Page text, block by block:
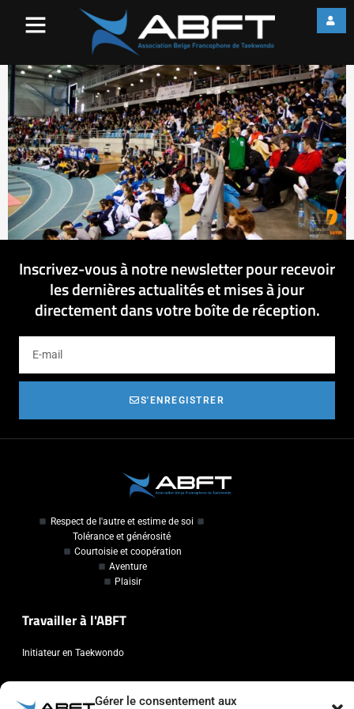
Gérer le consentement aux
Inscrivez-vous à notre newsletter pour recevoir
les dernières actualités et mises à jour
directement dans votre boîte de réception.
S'ENREGISTRER
Respect de l'autre et estime de soi
Tolérance et générosité
Courtoisie et coopération
Aventure
Plaisir
Travailler à l'ABFT
Initiateur en Taekwondo